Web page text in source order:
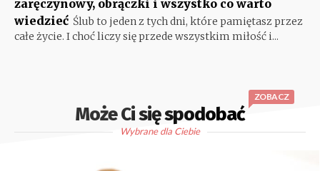
zaręczynowy, obrączki i wszystko co warto
wiedzieć Ślub to jeden z tych dni, które pamiętasz przez
całe życie. I choć liczy się przede wszystkim miłość i...
Może Ci się spodobać
ZOBACZ
Wybrane dla Ciebie